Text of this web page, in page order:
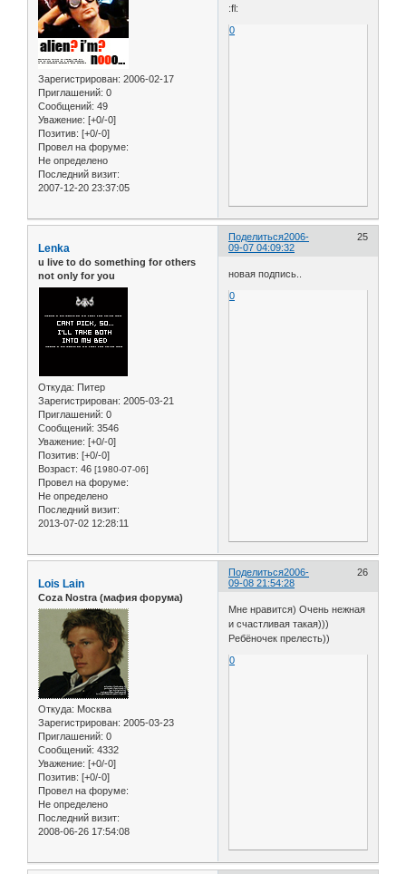
Зарегистрирован: 2006-02-17
Приглашений: 0
Сообщений: 49
Уважение: [+0/-0]
Позитив: [+0/-0]
Провел на форуме:
Не определено
Последний визит:
2007-12-20 23:37:05
:fl:
0
Поделиться 25
2006-
09-07 04:09:32
Lenka
u live to do something for others
not only for you
Откуда: Питер
Зарегистрирован: 2005-03-21
Приглашений: 0
Сообщений: 3546
Уважение: [+0/-0]
Позитив: [+0/-0]
Возраст: 46 [1980-07-06]
Провел на форуме:
Не определено
Последний визит:
2013-07-02 12:28:11
новая подпись..
0
Поделиться 26
2006-
09-08 21:54:28
Lois Lain
Coza Nostra (мафия форума)
Откуда: Москва
Зарегистрирован: 2005-03-23
Приглашений: 0
Сообщений: 4332
Уважение: [+0/-0]
Позитив: [+0/-0]
Провел на форуме:
Не определено
Последний визит:
2008-06-26 17:54:08
Мне нравится) Очень нежная
и счастливая такая)))
Ребёночек прелесть))
0